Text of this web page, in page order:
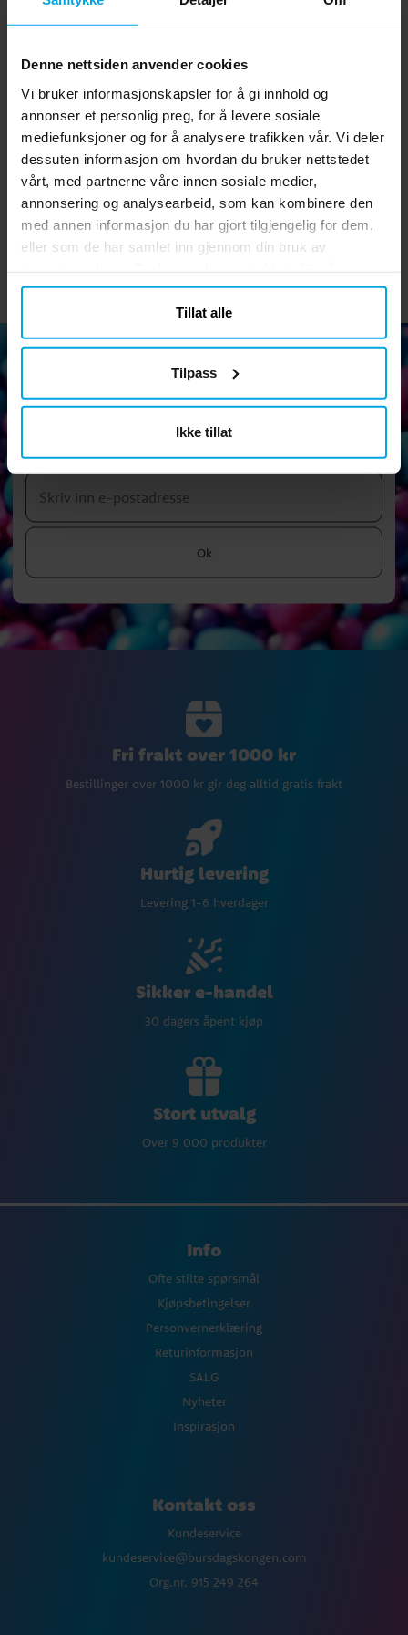
Denne nettsiden anvender cookies
Vi bruker informasjonskapsler for å gi innhold og
annonser et personlig preg, for å levere sosiale
mediefunksjoner og for å analysere trafikken vår. Vi deler
dessuten informasjon om hvordan du bruker nettstedet
vårt, med partnerne våre innen sosiale medier,
annonsering og analysearbeid, som kan kombinere den
med annen informasjon du har gjort tilgjengelig for dem,
eller som de har samlet inn gjennom din bruk av
helst.
Tillat alle
Tilpass
Ikke tillat
Ballonger - Røde 10 stk.
Pris:kr 29,00
kr 29,00
KJØP
Folieballong Gris med
vinger 72 cm
Pris:kr 59,00
kr 59,00
KJØP
Nyhetsbrev
Abonner på vårt nyhetsbrev og ta del av morsomme tips,
kampanjer og tilbud.
Ok
Fri frakt over 1000 kr
Bestillinger over 1000 kr gir deg alltid gratis frakt
Hurtig levering
Levering 1-6 hverdager
Sikker e-handel
30 dagers åpent kjøp
Stort utvalg
Over 9 000 produkter
Info
Ofte stilte spørsmål
Kjøpsbetingelser
Personvernerklæring
Returinformasjon
SALG
Nyheter
Inspirasjon
Kontakt oss
Kundeservice
kundeservice@bursdagskongen.com
Org.nr. 915 249 264